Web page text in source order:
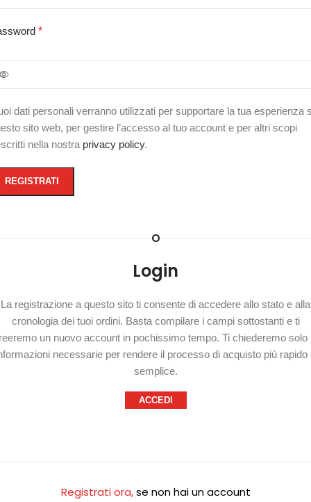
*
dati personali verranno utilizzati per supportare la tua esperienza
sito web, per gestire l’accesso al tuo account e per altri scopi
nella nostra privacy policy.
REGISTRATI
O
Login
La registrazione a questo sito ti consente di accedere allo stato e alla
cronologia dei tuoi ordini. Basta compilare i campi sottostanti e ti
un nuovo account in pochissimo tempo. Ti chiederemo solo
necessarie per rendere il processo di acquisto più rapido
semplice.
ACCEDI
Registrati ora,se non hai un account